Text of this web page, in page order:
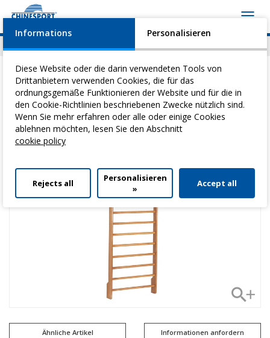
News Geschehen Video Download
Sie befinden sich hier:Home>Heilgymnastik>SprossenwäNde>
Einzelne Sprossenwand
Ähnliche Artikel Informationen anfordern
Informations Personalisieren
Diese Website oder die darin verwendeten Tools von
Drittanbietern verwenden Cookies, die für das
ordnungsgemäße Funktionieren der Website und für die in
den Cookie-Richtlinien beschriebenen Zwecke nützlich sind.
Wenn Sie mehr erfahren oder alle oder einige Cookies
ablehnen möchten, lesen Sie den Abschnitt
cookie policy
Rejects all
Personalisieren
»
Accept all